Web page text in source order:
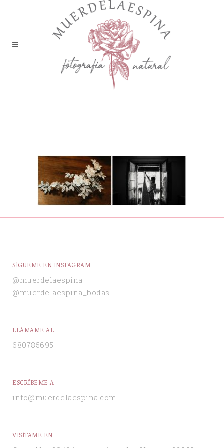
SÍGUEME EN INSTAGRAM
@muerdelaespina
@muerdelaespina_bodas
LLÁMAME AL
680785695
ESCRÍBEME A
info@muerdelaespina.com
VISÍTAME EN